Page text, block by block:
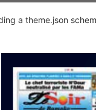
a theme.json